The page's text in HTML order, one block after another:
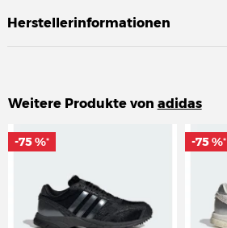
Herstellerinformationen
Weitere Produkte von adidas
-75 %*
-75 %* -75 %*
-75 %*